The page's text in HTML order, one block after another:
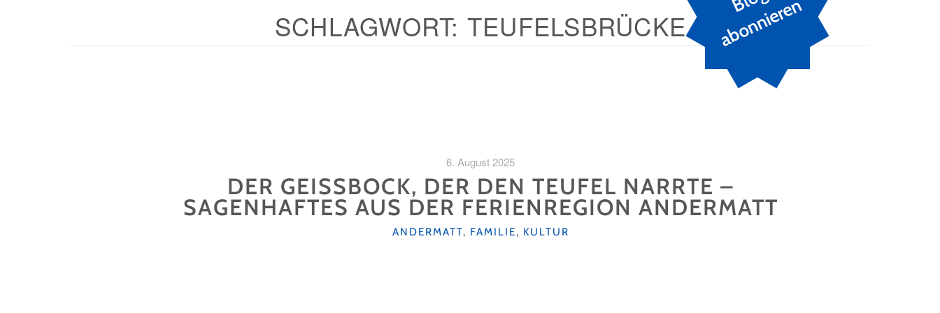
n
SCHLAGWORT: TEUFELSBRÜCKE
6. August 2025
DER GEISSBOCK, DER DEN TEUFEL NARRTE –
SAGENHAFTES AUS DER FERIENREGION ANDERMATT
KATEGORIEN
ANDERMATT, FAMILIE, KULTUR